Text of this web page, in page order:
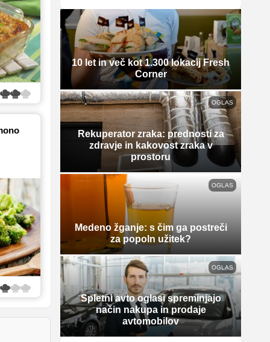
10 let in več kot 1.300 lokacij Fresh
Corner
OGLAS
Rekuperator zraka: prednosti za
zdravje in kakovost zraka v
prostoru
OGLAS
Medeno žganje: s čim ga postreči
za popoln užitek?
OGLAS
Spletni avto oglasi spreminjajo
način nakupa in prodaje
avtomobilov